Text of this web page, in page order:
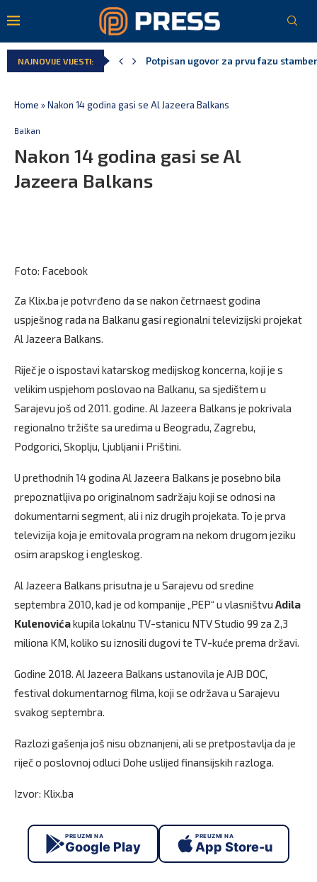
NAJNOVIJE VIJESTI:
Danski političar: Obilazak skupštine
Home »Nakon 14 godina gasi se Al Jazeera Balkans
Balkan
Nakon 14 godina gasi se Al
Jazeera Balkans
Foto: Facebook
Za Klix.ba je potvrđeno da se nakon četrnaest godina
uspješnog rada na Balkanu gasi regionalni televizijski projekat
Al Jazeera Balkans.
Riječ je o ispostavi katarskog medijskog koncerna, koji je s
velikim uspjehom poslovao na Balkanu, sa sjedištem u
Sarajevu još od 2011. godine. Al Jazeera Balkans je pokrivala
regionalno tržište sa uredima u Beogradu, Zagrebu,
Podgorici, Skoplju, Ljubljani i Prištini.
U prethodnih 14 godina Al Jazeera Balkans je posebno bila
prepoznatljiva po originalnom sadržaju koji se odnosi na
dokumentarni segment, ali i niz drugih projekata. To je prva
televizija koja je emitovala program na nekom drugom jeziku
osim arapskog i engleskog.
Al Jazeera Balkans prisutna je u Sarajevu od sredine
septembra 2010, kad je od kompanije „PEP“ u vlasništvu Adila
Kulenovićakupila lokalnu TV-stanicu NTV Studio 99 za 2,3
miliona KM, koliko su iznosili dugovi te TV-kuće prema državi.
Godine 2018. Al Jazeera Balkans ustanovila je AJB DOC,
festival dokumentarnog filma, koji se održava u Sarajevu
svakog septembra.
Razlozi gašenja još nisu obznanjeni, ali se pretpostavlja da je
riječ o poslovnoj odluci Dohe uslijed finansijskih razloga.
Izvor: Klix.ba
PREUZMI NA
Google Play
PREUZMI NA
App Store-u